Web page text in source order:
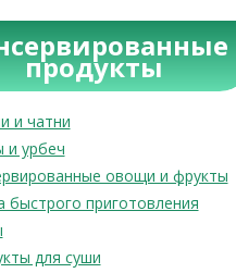
продукты
и чатни
и урбеч
овощи и фрукты
быстрого приготовления
для суши